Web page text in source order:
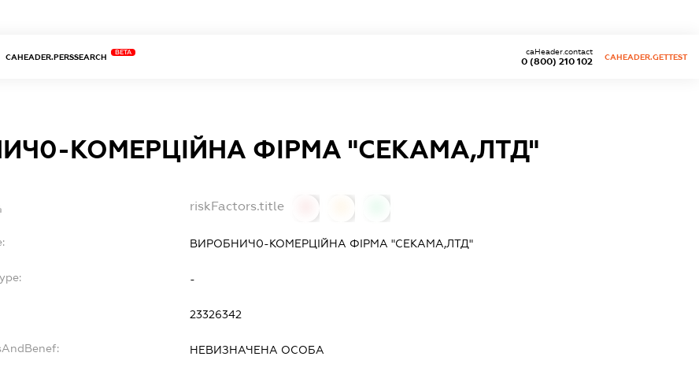
CAHEADER.PERSSEARCH
BETA
0 (800) 210 102
caHeader.contact
CAHEADER.GETTEST
КОМЕРЦІЙНА ФІРМА "СЕКАМА,ЛТД"
riskFactors.title
ВИРОБНИЧ0-КОМЕРЦІЙНА ФІРМА "СЕКАМА,ЛТД"
-
23326342
НЕВИЗНАЧЕНА ОСОБА